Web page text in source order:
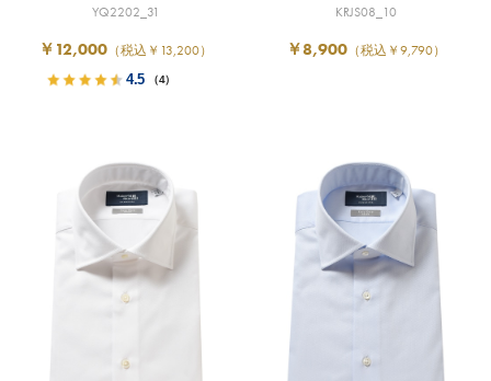
YQ2202_31
￥12,000 （税込￥13,200）
4.5 （4）
KRJS08_10
￥8,900（税込￥9,790）